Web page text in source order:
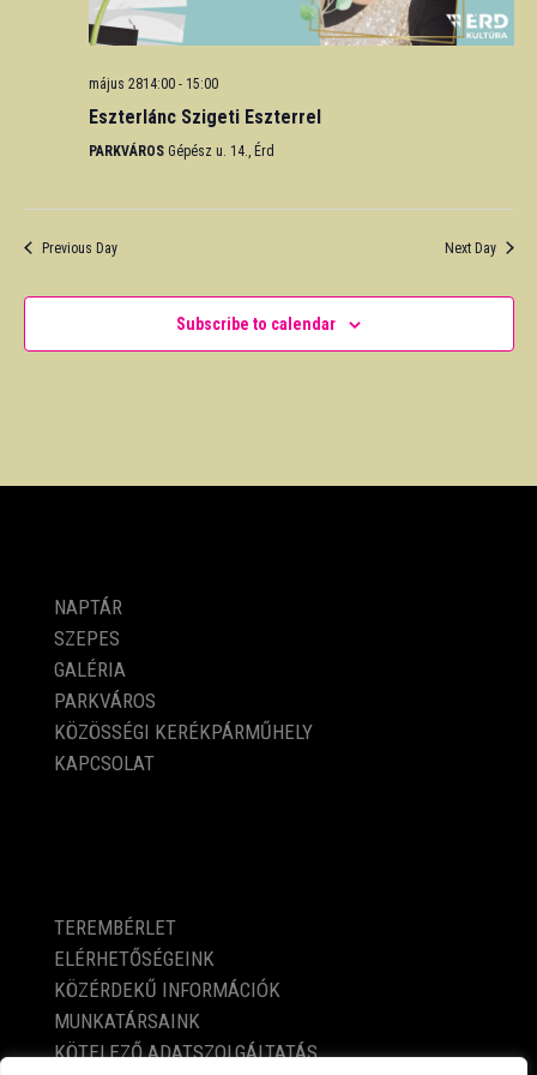
május 2814:00- 15:00
Eszterlánc Szigeti Eszterrel
PARKVÁROS Gépész u. 14., Érd
Previous Day Next Day
Subscribe to calendar
NAPTÁR
SZEPES
GALÉRIA
PARKVÁROS
KÖZÖSSÉGI KERÉKPÁRMŰHELY
KAPCSOLAT
TEREMBÉRLET
ELÉRHETŐSÉGEINK
KÖZÉRDEKŰ INFORMÁCIÓK
MUNKATÁRSAINK
KÖTELEZŐ ADATSZOLGÁLTATÁS